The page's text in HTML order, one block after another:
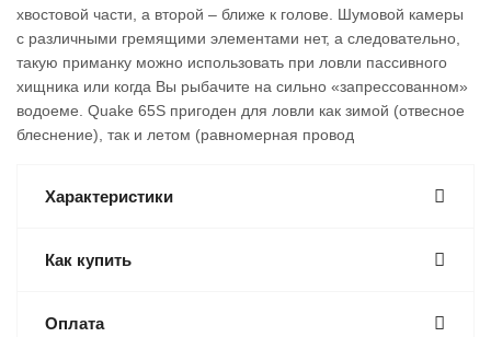
хвостовой части, а второй – ближе к голове. Шумовой камеры
с различными гремящими элементами нет, а следовательно,
такую приманку можно использовать при ловли пассивного
хищника или когда Вы рыбачите на сильно «запрессованном»
водоеме. Quake 65S пригоден для ловли как зимой (отвесное
блеснение), так и летом (равномерная провод
Характеристики
Как купить
Оплата